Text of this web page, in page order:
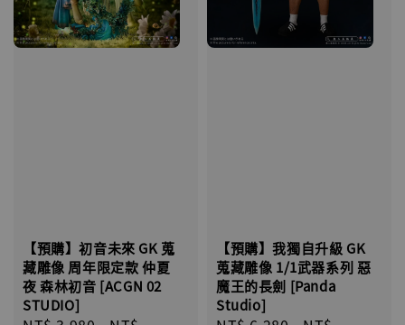
【預購】初音未來 GK 蒐
藏雕像 周年限定款 仲夏
夜 森林初音 [ACGN 02
STUDIO]
【預購】我獨自升級 GK
蒐藏雕像 1/1武器系列 惡
魔王的長劍 [Panda
Studio]